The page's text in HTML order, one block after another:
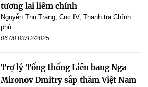
tương lai liêm chính
Nguyễn Thu Trang, Cục IV, Thanh tra Chính
phủ
06:00 03/12/2025
Trợ lý Tổng thống Liên bang Nga
Mironov Dmitry sắp thăm Việt Nam